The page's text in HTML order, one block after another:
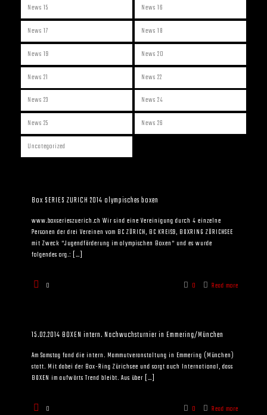
News 15 News 16
News 17 News 18
News 19 News 20
News 21 News 22
News 23 News 24
News 25 News 26
Uncategorized
Box SERIES ZURICH 2014 olympisches boxen
www.boxserieszuerich.ch Wir sind eine Vereinigung durch 4 einzelne
Personen der drei Vereinen vom BC ZÜRICH, BC KREIS9, BOXRING ZÜRICHSEE
mit Zweck “Jugendförderung im olympischen Boxen“ und es wurde
folgendes org.: […]
0 0 Read more
15.02.2014 BOXEN intern. Nachwuchsturnier in Emmering/München
Am Samstag fand die intern. Mammutveranstaltung in Emmering (München)
statt. Mit dabei der Box-Ring Zürichsee und sorgt auch International, dass
BOXEN im aufwärts Trend bleibt. Aus über […]
0 0 Read more